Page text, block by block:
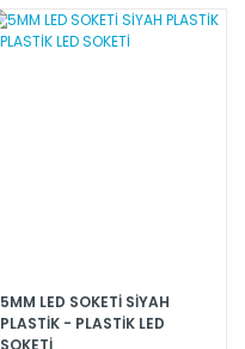
5MM LED SOKETİ SİYAH
PLASTİK - PLASTİK LED